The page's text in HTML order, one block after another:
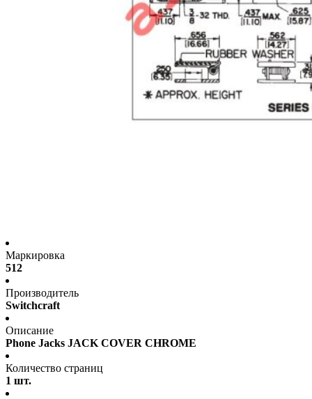
Маркировка
512
Производитель
Switchcraft
Описание
Phone Jacks JACK COVER CHROME
Количество страниц
1 шт.